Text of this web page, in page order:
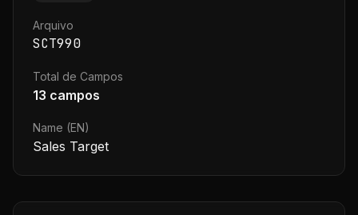
Arquivo
SCT990
Total de Campos
13 campos
Name (EN)
Sales Target